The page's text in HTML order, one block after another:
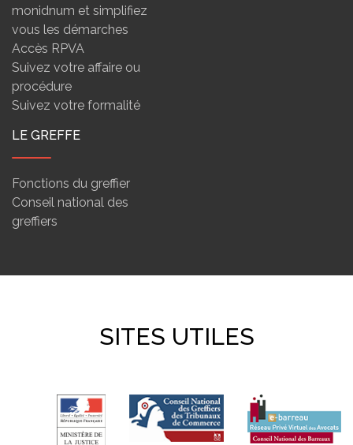
monidnum et simplifiez
vous les démarches
Accès RPVA
Suivez votre affaire ou
procédure
Suivez votre formalité
LE GREFFE
Fonctions du greffier
Conseil national des
greffiers
SITES UTILES